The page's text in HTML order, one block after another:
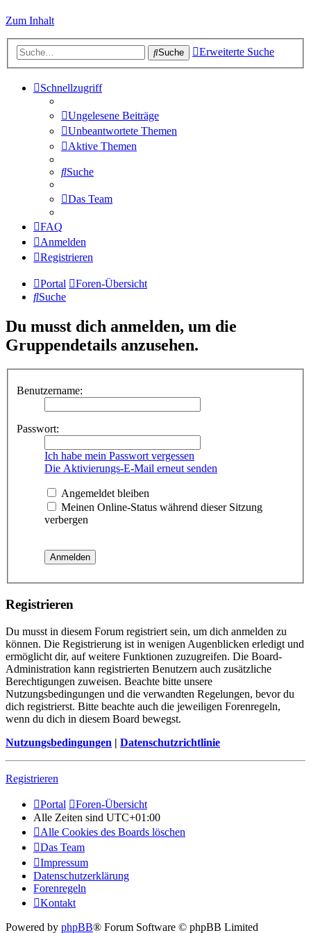
Zum Inhalt
Suche Erweiterte Suche
Schnellzugriff
Ungelesene Beiträge
Unbeantwortete Themen
Aktive Themen
Suche
Das Team
FAQ
Anmelden
Registrieren
Portal
Foren-Übersicht
Suche
Du musst dich anmelden, um die
Gruppendetails anzusehen.
Benutzername:
Passwort:
Ich habe mein Passwort vergessen
Die Aktivierungs-E-Mail erneut senden
Angemeldet bleiben
Meinen Online-Status während dieser Sitzung
verbergen
Registrieren
Du musst in diesem Forum registriert sein, um dich anmelden zu
können. Die Registrierung ist in wenigen Augenblicken erledigt und
ermöglicht dir, auf weitere Funktionen zuzugreifen. Die Board-
Administration kann registrierten Benutzern auch zusätzliche
Berechtigungen zuweisen. Beachte bitte unsere
Nutzungsbedingungen und die verwandten Regelungen, bevor du
dich registrierst. Bitte beachte auch die jeweiligen Forenregeln,
wenn du dich in diesem Board bewegst.
Nutzungsbedingungen | Datenschutzrichtlinie
Registrieren
Portal
Foren-Übersicht
Alle Zeiten sind UTC+01:00
Alle Cookies des Boards löschen
Das Team
Impressum
Datenschutzerklärung
Forenregeln
Kontakt
Powered by phpBB® Forum Software © phpBB Limited